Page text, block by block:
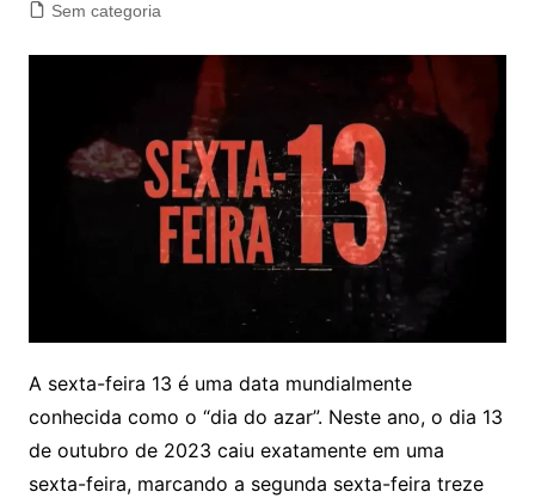
Sem categoria
A sexta-feira 13 é uma data mundialmente
conhecida como o “dia do azar”. Neste ano, o dia 13
de outubro de 2023 caiu exatamente em uma
sexta-feira, marcando a segunda sexta-feira treze